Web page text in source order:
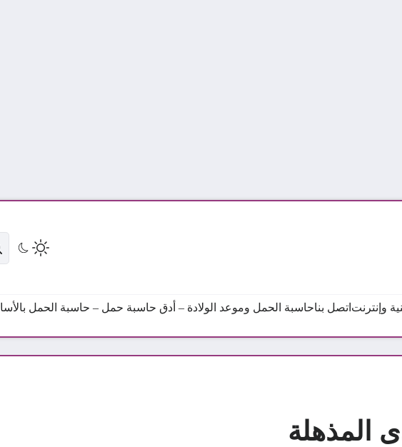
وإنترنت اتصل بناحاسبة الحمل وموعد الولادة – أدق حاسبة حمل – حاسبة الحمل
المذهلة